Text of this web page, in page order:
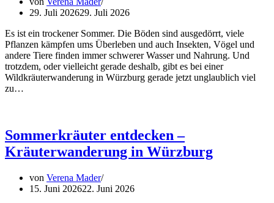
29. Juli 202629. Juli 2026
Es ist ein trockener Sommer. Die Böden sind ausgedörrt, viele
Pflanzen kämpfen ums Überleben und auch Insekten, Vögel und
andere Tiere finden immer schwerer Wasser und Nahrung. Und
trotzdem, oder vielleicht gerade deshalb, gibt es bei einer
Wildkräuterwanderung in Würzburg gerade jetzt unglaublich viel
zu…
Sommerkräuter entdecken –
Kräuterwanderung in Würzburg
von Verena Mader
15. Juni 202622. Juni 2026